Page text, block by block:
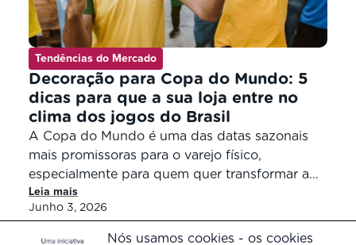
Nós usamos cookies - os cookies
Tendências do Mercado
Decoração para Copa do Mundo: 5
dicas para que a sua loja entre no
clima dos jogos do Brasil
A Copa do Mundo é uma das datas sazonais
mais promissoras para o varejo físico,
especialmente para quem quer transformar a
loja em um ambiente mais atrativo, organizado
e preparado para vender mais. Com
planejamento, criatividade e escolhas simples,
Leia mais
Junho 3, 2026